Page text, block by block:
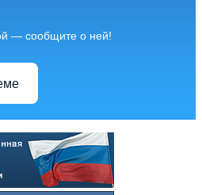
— сообщите о ней!